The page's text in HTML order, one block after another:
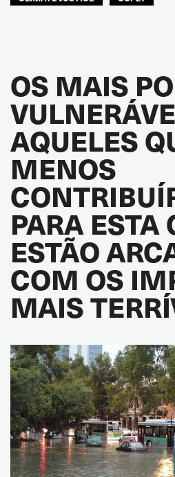
OS MAIS
AQUELES
MENOS
PARA ESTA
ESTÃO
COM OS
MAIS